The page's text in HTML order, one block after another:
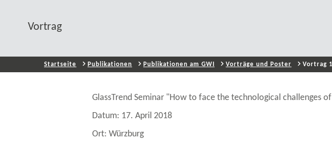
Vortrag
Startseite Publikationen Publikationen am GWI Vorträge und Poster Vortrag
GlassTrend Seminar "How to face the technological challenges
Datum: 17. April 2018
Ort: Würzburg